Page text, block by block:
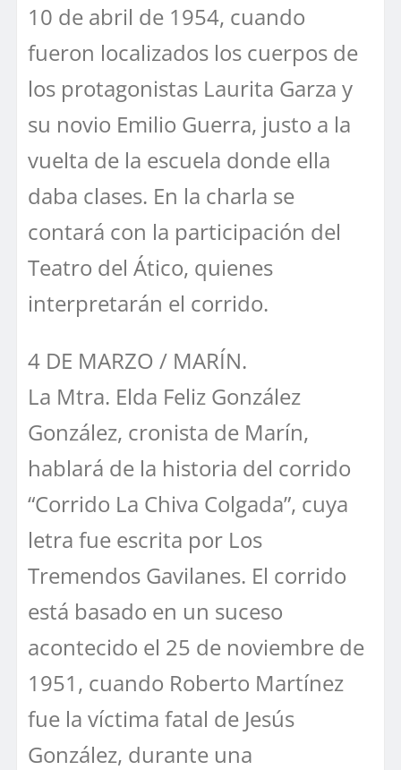
10 de abril de 1954, cuando
fueron localizados los cuerpos de
los protagonistas Laurita Garza y
su novio Emilio Guerra, justo a la
vuelta de la escuela donde ella
daba clases. En la charla se
contará con la participación del
Teatro del Ático, quienes
interpretarán el corrido.
4 DE MARZO / MARÍN.
La Mtra. Elda Feliz González
González, cronista de Marín,
hablará de la historia del corrido
“Corrido La Chiva Colgada”, cuya
letra fue escrita por Los
Tremendos Gavilanes. El corrido
está basado en un suceso
acontecido el 25 de noviembre de
1951, cuando Roberto Martínez
fue la víctima fatal de Jesús
González, durante una